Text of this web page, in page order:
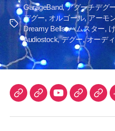
の
タ
GarageBand,アグーチデグ
デグー, オルゴール,アーモ
Dreamy Bells,ハムスター,
Audiostock,デグー,オーデ
TuneCore
iTunesYouTube
DLsite